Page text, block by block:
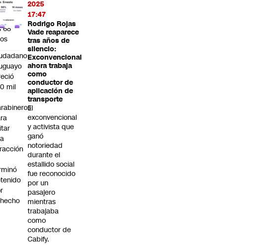
2025
17:47
Rodrigo Rojas
Vade reaparece
tras años de
silencio:
Exconvencional
ahora trabaja
como
conductor de
aplicación de
transporte
El
exconvencional
y activista que
ganó
notoriedad
durante el
estallido social
fue reconocido
por un
pasajero
mientras
trabajaba
como
conductor de
Cabify.
a
68
mil